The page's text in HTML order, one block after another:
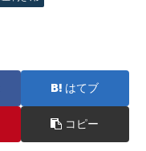
はてブ
コピー